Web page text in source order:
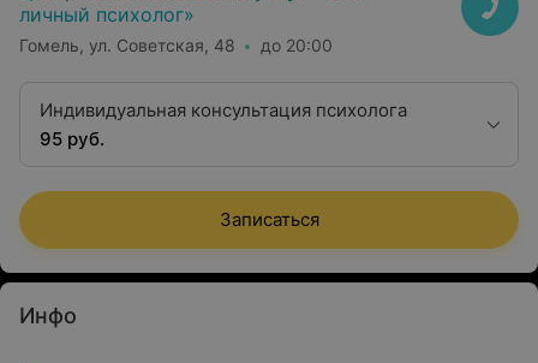
личный психолог»
Гомель, ул. Советская, 48 до 20:00
Индивидуальная консультация психолога
95 руб.
Записаться
Инфо